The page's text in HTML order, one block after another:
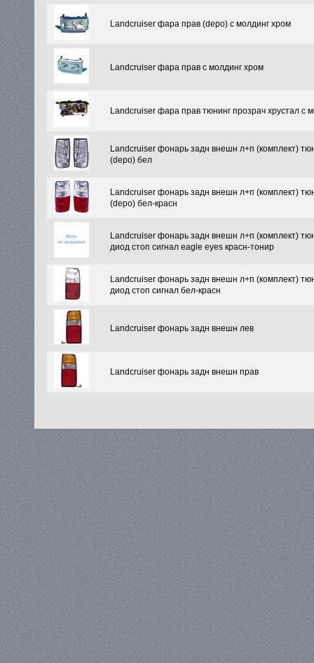
Landcruiser фара прав (depo) с молдинг хром
Landcruiser фара прав с молдинг хром
Landcruiser фара прав тюнинг прозрач хрустал с
Landcruiser фонарь задн внешн л+п (комплект)
(depo) бел
Landcruiser фонарь задн внешн л+п (комплект)
(depo) бел-красн
Landcruiser фонарь задн внешн л+п (комплект)
диод стоп сигнал eagle eyes красн-тонир
Landcruiser фонарь задн внешн л+п (комплект)
диод стоп сигнал бел-красн
Landcruiser фонарь задн внешн лев
Landcruiser фонарь задн внешн прав